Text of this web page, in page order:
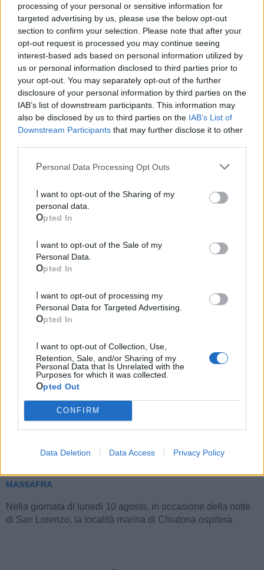
processing of your personal or sensitive information for
targeted advertising by us, please use the below opt-out
section to confirm your selection. Please note that after your
opt-out request is processed you may continue seeing
interest-based ads based on personal information utilized by
us or personal information disclosed to third parties prior to
your opt-out. You may separately opt-out of the further
disclosure of your personal information by third parties on the
IAB’s list of downstream participants. This information may
also be disclosed by us to third parties on the IAB’s List of
Downstream Participants that may further disclose it to other
Personal Data Processing Opt Outs
personal data.
Opted In
Personal Data.
Opted In
Personal Data for Targeted Advertising.
Opted In
Retention, Sale, and/or Sharing of my
Personal Data that Is Unrelated with the
Purposes for which it was collected.
Opted Out
CONFIRM
Data Deletion Data Access Privacy Policy
Cia Agricoltori Italiani | Puglia - Area Due
Mari
Due Mari
Le ultime notizie di Massafra
San Lorenzo
MASSAFRA
Nella giornata di lunedì 10 agosto, in occasione della notte
di San Lorenzo, la località marina di Chiatona ospiterà